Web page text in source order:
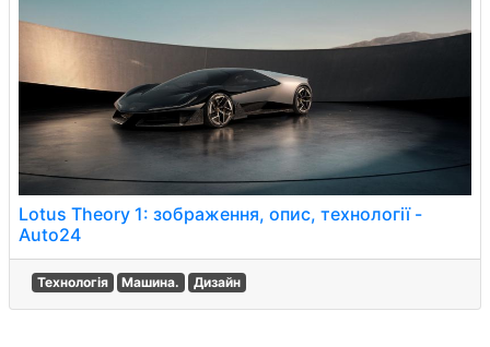
Lotus Theory 1: зображення, опис, технології -
Auto24
Технологія Машина. Дизайн